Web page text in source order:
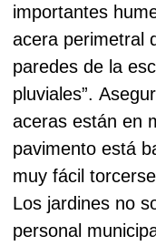
importantes
acera perimetral
paredes de la
pluviales”.
aceras están en
pavimento está
muy fácil
Los jardines no
personal